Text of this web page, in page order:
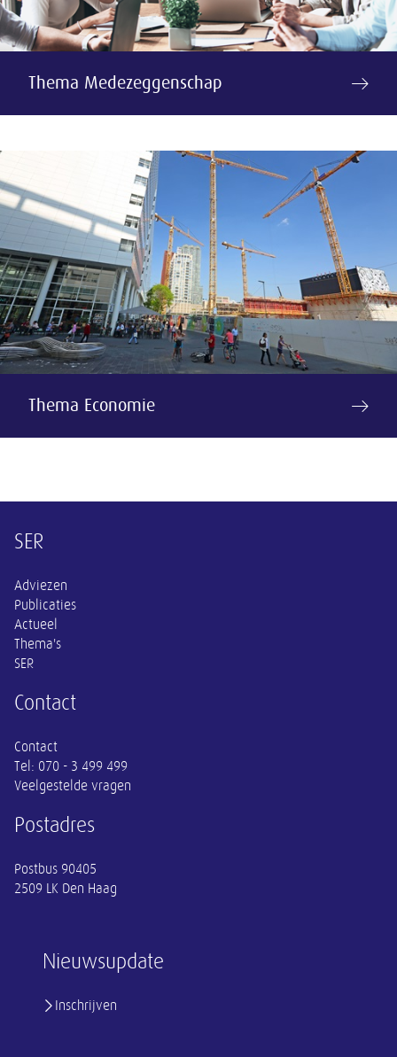
Thema Medezeggenschap
Thema Economie
Overige informatie
Nieuwsupdate
Inschrijven
SER
Adviezen
Publicaties
Actueel
Thema's
SER
Contact
Contact
Tel: 070 - 3 499 499
Veelgestelde vragen
Postadres
Postbus 90405
2509 LK Den Haag